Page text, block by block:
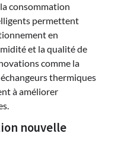
consommation
permettent
en
et la qualité de
comme la
thermiques
à améliorer
nouvelle